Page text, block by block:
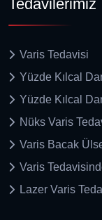
Tedavilerimiz
Varis Tedavisi
Yüzde Kılcal
Yüzde Kılcal
Nüks Varis
Varis Bacak
Varis
Lazer Varis